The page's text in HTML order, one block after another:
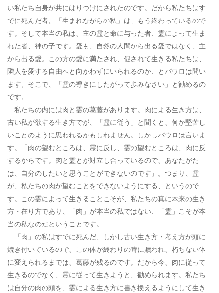
い私たち自身が共にはりつけにされたのです。だから私たちはす
でに死んだ者。「生まれながらの私」は、もう終わっているので
す。そして本当の私は、主の霊と命に与った者、霊によって生ま
れた者、神の子です。愛も、自然の人間から出る愛ではなく、主
から出る愛。この方の愛に満たされ、促されて生きる私たちは、
隣人を愛する自由へと向かわずにいられるのか、とパウロは問い
ます。そこで、「霊の導きにしたがって歩みなさい」と勧めるの
です。
私たちの内には肉と霊の葛藤があります。肉による生き方は、
古い私が欲する生き方でが、「霊に従う」と聞くと、何か堅苦し
いことのように思われるかもしれません。しかしパウロは言いま
す。「肉の望むところは、霊に反し、霊の望むところは、肉に反
するからです。肉と霊とが対立し合っているので、あなたがた
は、自分のしたいと思うことができないのです」。つまり、霊
が、私たちの肉が望むことをできないようにする、というので
す。この霊によって生きることこそが、私たちの真に本来の生き
方・在り方であり、「肉」が本当の私ではない、「霊」こそが本
当の私なのだということです。
「肉」の私はすでに死んだ、しかし古い生き方・考え方が頭に
焼き付いているので、この体が終わりの時に贖われ、朽ちない体
に変えられるまでは、葛藤が残るのです。だから今、肉に従って
生きるのでなく、霊に従って生きようと、勧められます。私たち
は自分の肉の頭を、霊による生き方に書き換えるようにして生き